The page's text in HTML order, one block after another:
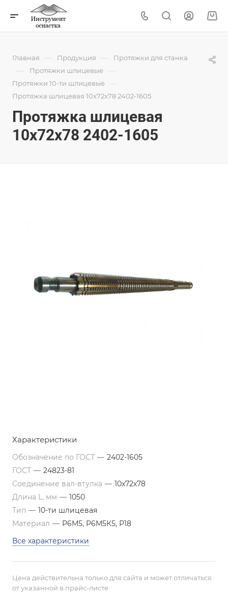
Главная — Продукция — Протяжки для станка
— Протяжки шлицевые —
Протяжки 10-ти шлицевые —
Протяжка шлицевая 10x72x78 2402-1605
Протяжка шлицевая
10x72x78 2402-1605
Характеристики
Обозначение по ГОСТ — 2402-1605
ГОСТ — 24823-81
Соединение вал-втулка — 10х72х78
Длина L, мм — 1050
Тип — 10-ти шлицевая
Материал — Р6М5, Р6М5К5, Р18
Все характеристики
Цена действительна только для сайта и может отличаться
от указанной в прайс-листе